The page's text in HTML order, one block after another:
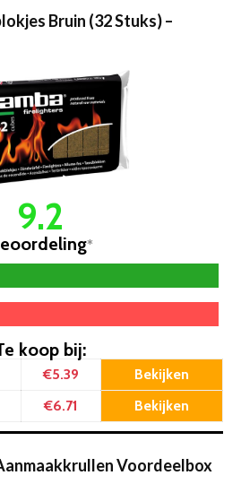
Bruin (32 Stuks) –
9.2
*
koop bij:
€5.39 Bekijken
€6.71 Bekijken
Voordeelbox